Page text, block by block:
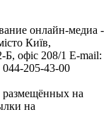
онлайн-медиа -
Київ,
офіс 208/1 E-mail:
205-43-00
размещённых на
на